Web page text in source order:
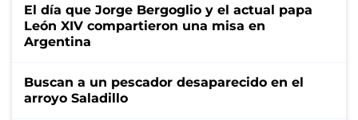
El día que Jorge Bergoglio y el actual papa
León XIV compartieron una misa en
Argentina
Buscan a un pescador desaparecido en el
arroyo Saladillo